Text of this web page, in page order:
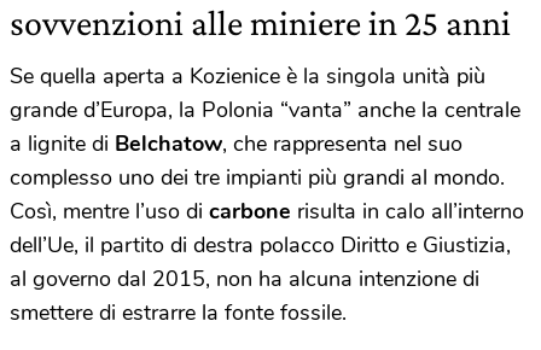
sovvenzioni alle miniere in 25 anni
Se quella aperta a Kozienice è la singola unità più
grande d’Europa, la Polonia “vanta” anche la centrale
a lignite di Belchatow, che rappresenta nel suo
complesso uno dei tre impianti più grandi al mondo.
Così, mentre l’uso di carbone risulta in calo all’interno
dell’Ue, il partito di destra polacco Diritto e Giustizia,
al governo dal 2015, non ha alcuna intenzione di
smettere di estrarre la fonte fossile.